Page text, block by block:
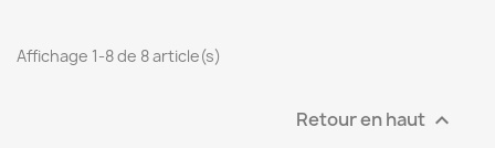
Affichage 1-8 de 8 article(s)
Retour en haut 